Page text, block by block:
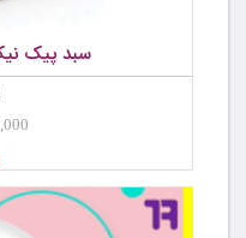
سبد پیک